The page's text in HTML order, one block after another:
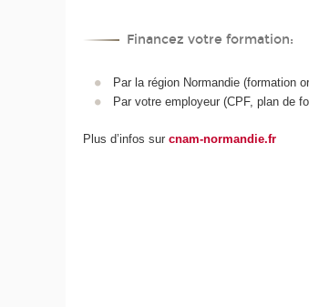
Financez votre formation:
Par la région Normandie (formation
Par votre employeur (CPF, plan de
Plus d’infos surcnam-normandie.fr